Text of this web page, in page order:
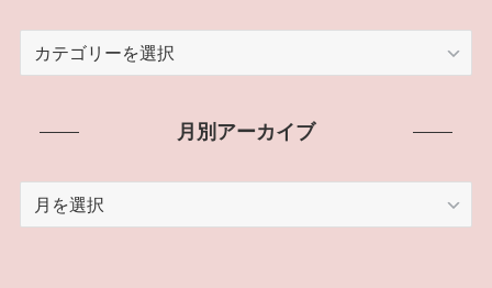
リ
ー
月別アーカイブ